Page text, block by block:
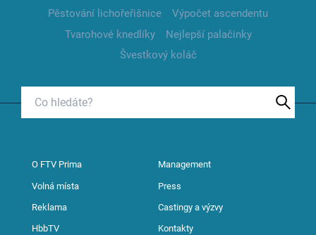
Pěstování lichořeřišnice
Výpočet ascendentu
Tvarohové knedlíky
Nejlepší palačinky
Švestkový koláč
O FTV Prima Management
Volná místa Press
Reklama Castingy a výzvy
HbbTV Kontakty